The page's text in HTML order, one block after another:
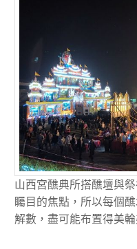
山西宮醮典所搭醮壇與
矚目的焦點，所以每個
解數，盡可能布置得美輪